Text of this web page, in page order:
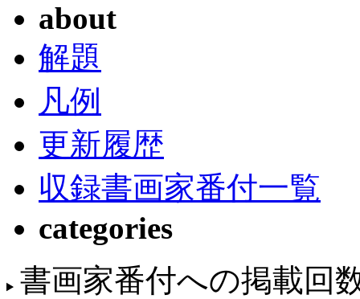
about
解題
凡例
更新履歴
収録書画家番付一覧
categories
書画家番付への掲載回